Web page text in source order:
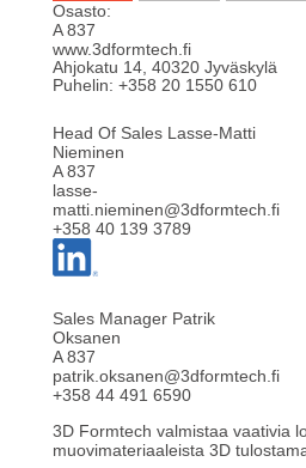
Osasto:
A 837
www.3dformtech.fi
Ahjokatu 14 40320 Jyväskylä
Puhelin: +358 20 1550 610
Head Of Sales Lasse-Matti
Nieminen
A 837
lasse-
matti.nieminen@3dformtech.fi
+358 40 139 3789
Sales Manager Patrik
Oksanen
A 837
patrik.oksanen@3dformtech.fi
+358 44 491 6590
3D Formtech valmistaa vaativia
muovimateriaaleista 3D